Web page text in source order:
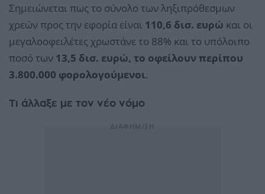
Σημειώνεται πως το σύνολο των ληξιπρόθεσμων
χρεών προς την εφορία είναι 110,6 δισ. ευρώ και οι
μεγαλοοφειλέτες χρωστάνε το 88% και το υπόλοιπο
ποσό των 13,5 δισ. ευρώ, το οφείλουν περίπου
3.800.000 φορολογούμενοι.
Τι άλλαξε με τον νέο νόμο